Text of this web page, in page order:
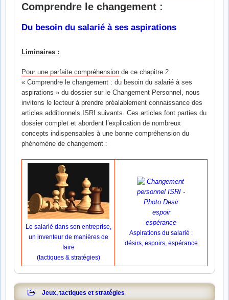
Comprendre le changement :
Du besoin du salarié à ses aspirations
Liminaires :
Pour une parfaite compréhension de ce chapitre 2
« Comprendre le changement : du besoin du salarié à ses
aspirations » du dossier sur le Changement Personnel, nous
invitons le lecteur à prendre préalablement connaissance des
articles additionnels ISRI suivants. Ces articles font parties du
dossier complet et abordent l’explication de nombreux
concepts indispensables à une bonne compréhension du
phénomène de changement :
Le salarié dans son entreprise,
un inventeur de manières de
faire
(tactiques & stratégies)
Aspirations du salarié :
désirs, espoirs, espérance
Jeux, tactiques et stratégies